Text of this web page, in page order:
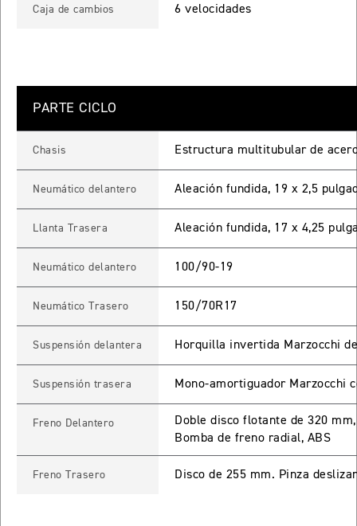
Precio desde $8.490.000
Precio desde $10.090.000
Caja de cambios 6 velocidades
PARTE CICLO
Chasis Estructura multitubular de
Neumático delantero Aleación fundida, 19 x 2,5
Llanta Trasera Aleación fundida, 17 x 4,25
Neumático delantero 100/90-19
Neumático Trasero 150/70R17
Suspensión delantera Horquilla invertida Marzocchi
Suspensión trasera Mono-amortiguador Marzocchi
Freno Delantero
Doble disco flotante de 320
Bomba de freno radial, ABS
Freno Trasero Disco de 255 mm. Pinza